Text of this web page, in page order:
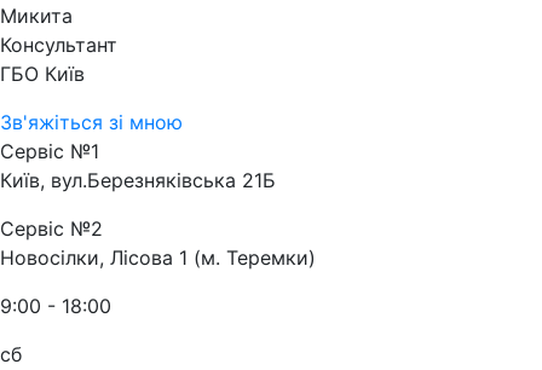
Микита
Консультант
ГБО Київ
Зв'яжіться зі мною
Сервіс №1
Київ, вул.Березняківська 21Б
Сервіс №2
Новосілки, Лісова 1 (м. Теремки)
9:00 - 18:00
сб